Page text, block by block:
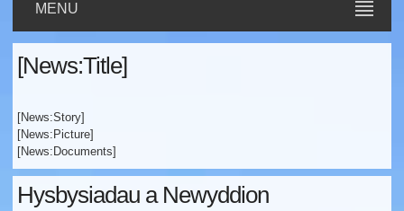
MENU
[News:Title]
[News:Story]
[News:Picture]
[News:Documents]
Hysbysiadau a Newyddion